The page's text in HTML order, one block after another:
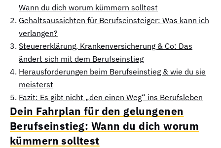
Wann du dich worum kümmern solltest
Gehaltsaussichten für Berufseinsteiger: Was kann ich
verlangen?
Steuererklärung, Krankenversicherung & Co: Das
ändert sich mit dem Berufseinstieg
Herausforderungen beim Berufseinstieg & wie du sie
meisterst
Fazit: Es gibt nicht „den einen Weg“ ins Berufsleben
Dein Fahrplan für den gelungenen
Berufseinstieg: Wann du dich worum
kümmern solltest